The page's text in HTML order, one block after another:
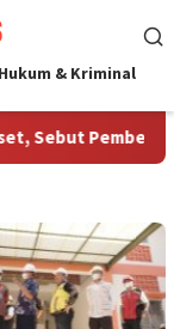
Hukum & Kriminal
Pembelian